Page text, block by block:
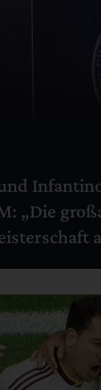
„Die